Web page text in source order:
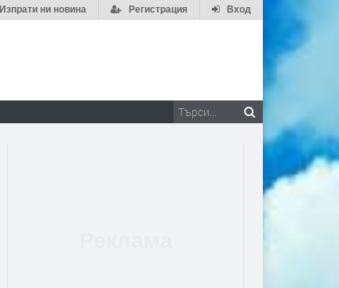
Вход
Регистрация
Изпрати ни новина